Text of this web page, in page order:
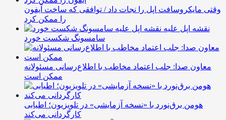
وقتی مایکروسافت اپل را نجات داد / توافقی که ساخت آیفون
را ممکن کرد
نقشه اپل علیه
سامسونگ شکست خورد
معاون صدا: جلب اعتماد مخاطب با اطلاع‌رسانی مسئولانه
ممکن است
هومن برق‌نورد با «نسخه آزمایشی» در تلویزیون؛ اطیابی
کارگردانی می‌کند